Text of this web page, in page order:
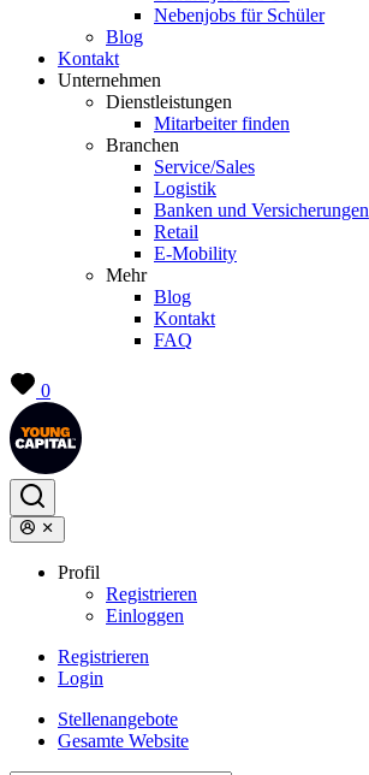
Nebenjobs für Schüler
Blog
Kontakt
Unternehmen
Dienstleistungen
Mitarbeiter finden
Branchen
Service/Sales
Logistik
Banken und Versicherungen
Retail
E-Mobility
Mehr
Blog
Kontakt
FAQ
0
Profil
Registrieren
Einloggen
Registrieren
Login
Stellenangebote
Gesamte Website